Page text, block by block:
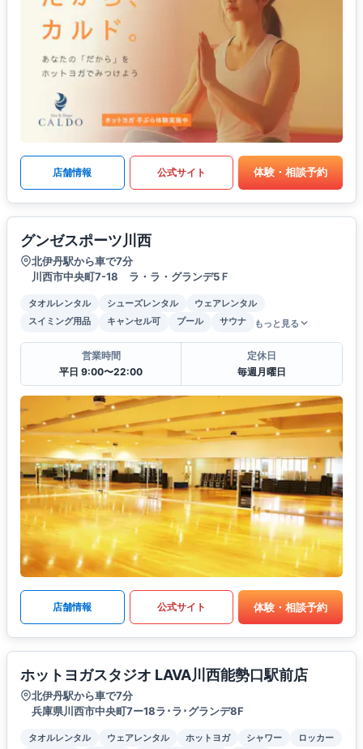
店舗情報 公式サイト 体験・相談予約
グンゼスポーツ川西
北伊丹駅から車で7分
川西市中央町7-18 ラ・ラ・グランデ5Ｆ
タオルレンタル シューズレンタル
ウェアレンタル
スイミング用品
キャンセル可 プール サウナ もっと見る
営業時間
平日 9:00〜22:00
定休日
毎週月曜日
店舗情報 公式サイト 体験・相談予約
ホットヨガスタジオ LAVA川西能勢口駅前店
北伊丹駅から車で7分
兵庫県川西市中央町7ー18ラ･ラ･グランデ8F
タオルレンタル ウェアレンタル ホットヨガ シャワー
ロッカー